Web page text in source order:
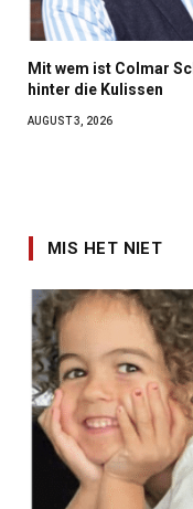
Mit wem ist Colmar
hinter die Kulissen
AUGUST 3, 2026
MIS HET NIET